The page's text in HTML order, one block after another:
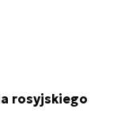
rosyjskiego